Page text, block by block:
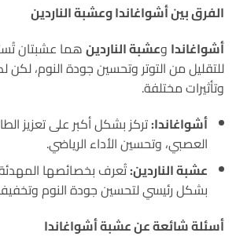
الفرق بين أشواغاندا وعشبة الناردين
أشواغاندا وعشبة الناردينهما عشبتان
للتقليل من التوتر وتحسين جودة النوم،
وتأثيرات مختلفة.
أشواغاندا:تركز بشكل أكبر على تعزيز
العصبي، وتحسين الأداء الرياضي.
عشبة الناردين:تُعرف بخصائصها
بشكل رئيسي لتحسين جودة النوم
أسئلة شائعة عن عشبة أشواغاندا